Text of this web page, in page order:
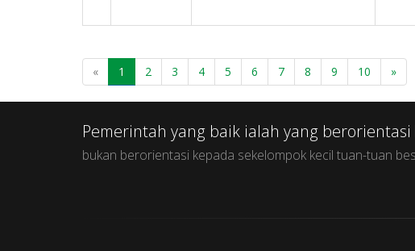
« 1 2 3 4 5 6 7 8 9 10 »
Pemerintah yang baik ialah yang
bukan berorientasi kepada sekelompok kecil tuan-tuan